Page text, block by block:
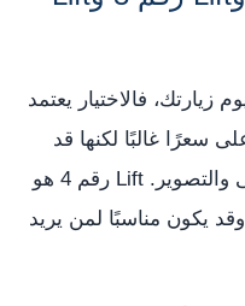
زيارتك، فالاختيار يعتمد
سعرًا غالبًا لكنها قد
تكون الخيار الأفضل للتجربة الأولى والتصوير. Lift رقم 4 هو
يكون مناسبًا لمن يريد